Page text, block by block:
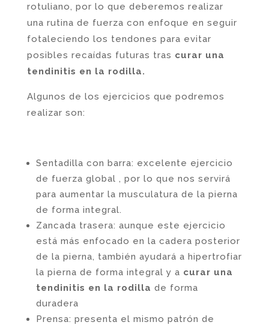
rotuliano, por lo que deberemos realizar
una rutina de fuerza con enfoque en seguir
fotaleciendo los tendones para evitar
posibles recaídas futuras tras curar una
tendinitis en la rodilla.
Algunos de los ejercicios que podremos
realizar son:
Sentadilla con barra: excelente ejercicio
de fuerza global , por lo que nos servirá
para aumentar la musculatura de la pierna
de forma integral.
Zancada trasera: aunque este ejercicio
está más enfocado en la cadera posterior
de la pierna, también ayudará a hipertrofiar
la pierna de forma integral y a curar una
tendinitis en la rodilla de forma
duradera
Prensa: presenta el mismo patrón de